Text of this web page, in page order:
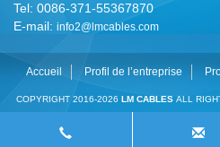
Tel: 0086-371-55367870
E-mail: info2@lmcables.com
Accueil Profil de l’entreprise
COPYRIGHT 2016-2026 LM CABLES ALL